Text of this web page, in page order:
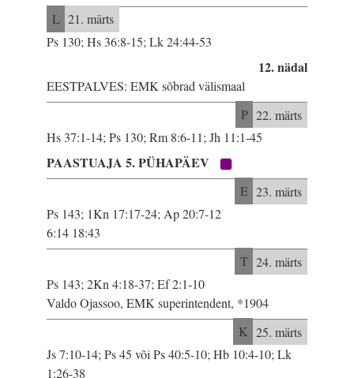
L 21. märts
Ps 130; Hs 36:8-15; Lk 24:44-53
12. nädal
EESTPALVES: EMK sõbrad välismaal
P 22. märts
Hs 37:1-14; Ps 130; Rm 8:6-11; Jh 11:1-45
PAASTUAJA 5. PÜHAPÄEV
E 23. märts
Ps 143; 1Kn 17:17-24; Ap 20:7-12
6:14 18:43
T 24. märts
Ps 143; 2Kn 4:18-37; Ef 2:1-10
Valdo Ojassoo, EMK superintendent, *1904
K 25. märts
Js 7:10-14; Ps 45 või Ps 40:5-10; Hb 10:4-10; Lk
1:26-38